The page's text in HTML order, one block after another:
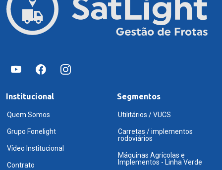
Institucional
Quem Somos
Grupo Fonelight
Vídeo Institucional
Contrato
Segmentos
Utilitários / VUCS
Carretas / implementos
rodoviários
Máquinas Agrícolas e
Implementos - Linha Verde